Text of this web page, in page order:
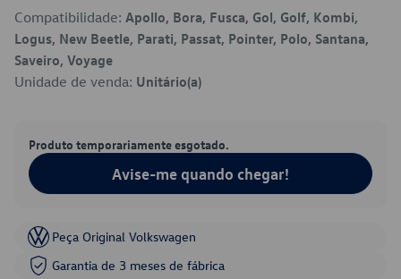
Compatibilidade: Apollo, Bora, Fusca, Gol, Golf, Kombi,
Logus, New Beetle, Parati, Passat, Pointer, Polo, Santana,
Saveiro, Voyage
Unidade de venda: Unitário(a)
Produto temporariamente esgotado.
Avise-me quando chegar!
Peça Original Volkswagen
Garantia de 3 meses de fábrica